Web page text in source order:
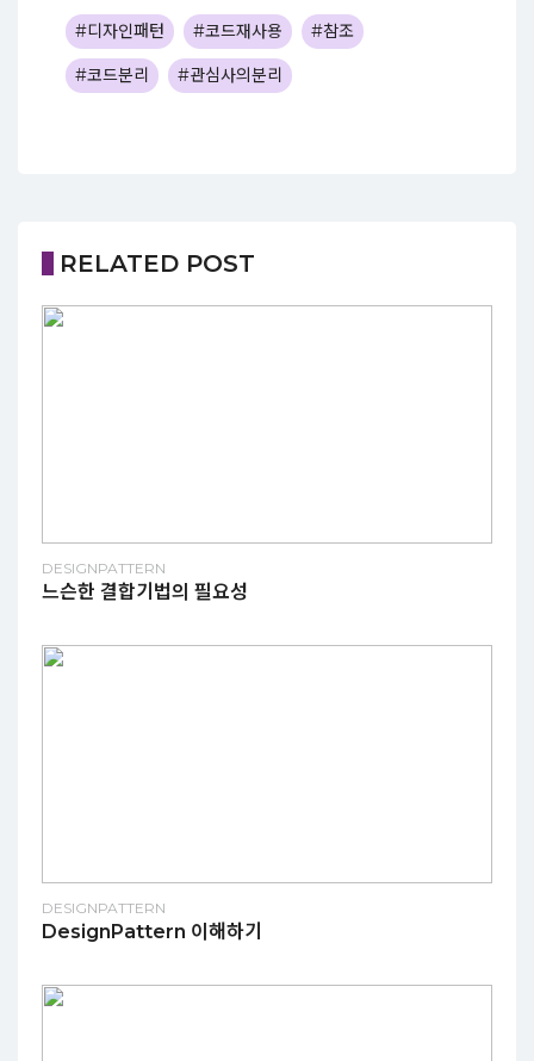
#디자인패턴 #코드재사용 #참조
#코드분리 #관심사의분리
RELATED POST
DESIGNPATTERN
느슨한 결합기법의 필요성
DESIGNPATTERN
DesignPattern 이해하기